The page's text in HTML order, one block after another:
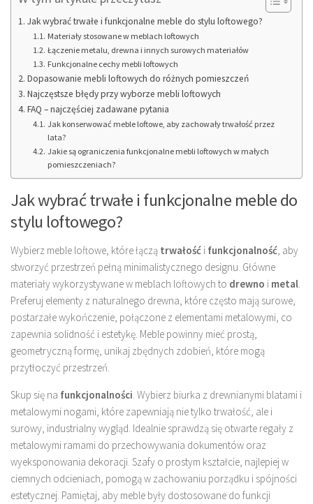
Jak wybrać trwałe i funkcjonalne meble do stylu loftowego?
Materiały stosowane w meblach loftowych
Łączenie metalu, drewna i innych surowych materiałów
Funkcjonalne cechy mebli loftowych
Dopasowanie mebli loftowych do różnych pomieszczeń
Najczęstsze błędy przy wyborze mebli loftowych
FAQ – najczęściej zadawane pytania
Jak konserwować meble loftowe, aby zachowały trwałość przez
lata?
Jakie są ograniczenia funkcjonalne mebli loftowych w małych
pomieszczeniach?
Jak wybrać trwałe i funkcjonalne meble do
stylu loftowego?
Wybierz meble loftowe, które łączą trwałość i funkcjonalność , aby
stworzyć przestrzeń pełną minimalistycznego designu. Główne
materiały wykorzystywane w meblach loftowych to drewno i metal
Preferuj elementy z naturalnego drewna, które często mają surowe,
postarzałe wykończenie, połączone z elementami metalowymi, co
zapewnia solidność i estetykę. Meble powinny mieć prostą,
geometryczną formę, unikaj zbędnych zdobień, które mogą
przytłoczyć przestrzeń.
Skup się na funkcjonalności . Wybierz biurka z drewnianymi blatami i
metalowymi nogami, które zapewniają nie tylko trwałość, ale i
surowy, industrialny wygląd. Idealnie sprawdzą się otwarte regały z
metalowymi ramami do przechowywania dokumentów oraz
wyeksponowania dekoracji. Szafy o prostym kształcie, najlepiej w
ciemnych odcieniach, pomogą w zachowaniu porządku i spójności
estetycznej. Pamiętaj, aby meble były dostosowane do funkcji